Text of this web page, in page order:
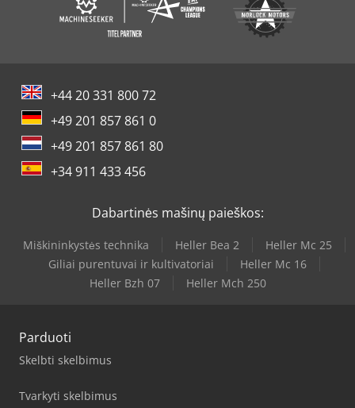
+44 20 331 800 72
+49 201 857 861 0
+49 201 857 861 80
+34 911 433 456
Dabartinės mašinų paieškos:
Miškininkystės technika Heller Bea 2
Heller Mc 25
Giliai purentuvai ir kultivatoriai
Heller Mc 16
Heller Bzh 07
Heller Mch 250
Parduoti
Skelbti skelbimus
Tvarkyti skelbimus